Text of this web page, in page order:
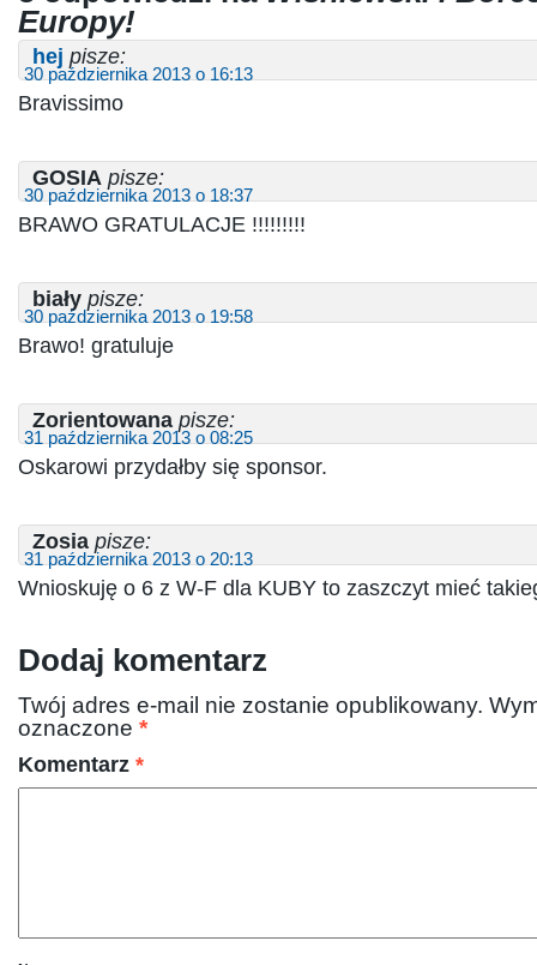
Europy!
hej pisze:
30 października 2013 o 16:13
Bravissimo
GOSIA pisze:
30 października 2013 o 18:37
BRAWO GRATULACJE !!!!!!!!!
biały pisze:
30 października 2013 o 19:58
Brawo! gratuluje
Zorientowana pisze:
31 października 2013 o 08:25
Oskarowi przydałby się sponsor.
Zosia pisze:
31 października 2013 o 20:13
Wnioskuję o 6 z W-F dla KUBY to zaszczyt mieć
Dodaj komentarz
Twój adres e-mail nie zostanie opublikowany.
oznaczone *
Komentarz *